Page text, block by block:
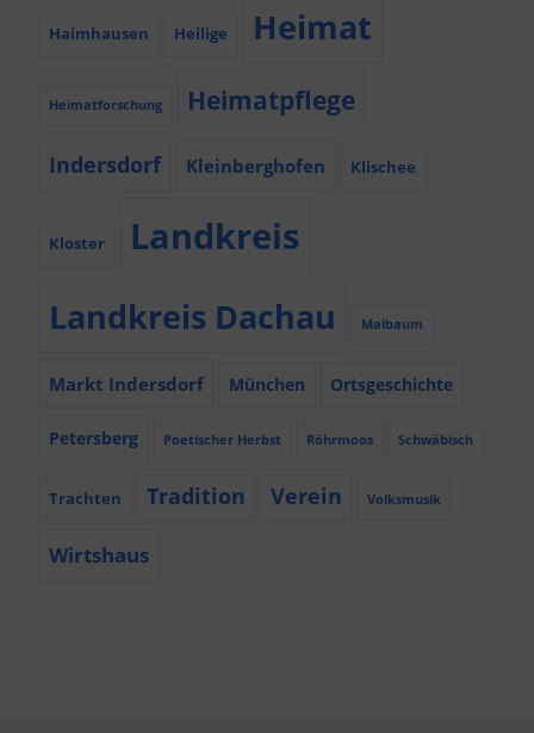
Haimhausen Heilige Heimat
Heimatforschung Heimatpflege
Indersdorf Kleinberghofen Klischee
Kloster Landkreis
Landkreis Dachau Maibaum
Markt Indersdorf München Ortsgeschichte
Petersberg Poetischer Herbst Röhrmoos Schwäbisch
Trachten Tradition Verein Volksmusik
Wirtshaus